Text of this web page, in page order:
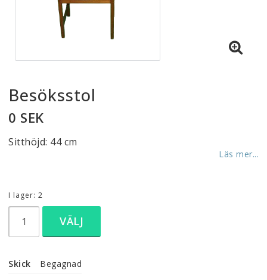
Besöksstol
0 SEK
Sitthöjd: 44 cm
Läs mer...
I lager: 2
VÄLJ
Skick
Begagnad